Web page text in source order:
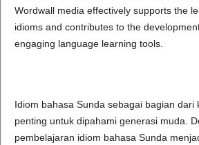
Wordwall media effectively supports the
idioms and contributes to the
engaging language learning tools.
Idiom bahasa Sunda sebagai bagian dari
penting untuk dipahami generasi muda.
pembelajaran idiom bahasa Sunda